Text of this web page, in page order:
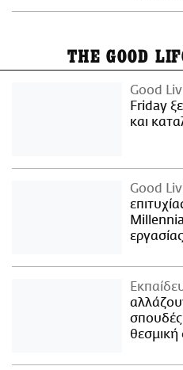
THE GOOD
Good
Friday
και
Good
εργασίας